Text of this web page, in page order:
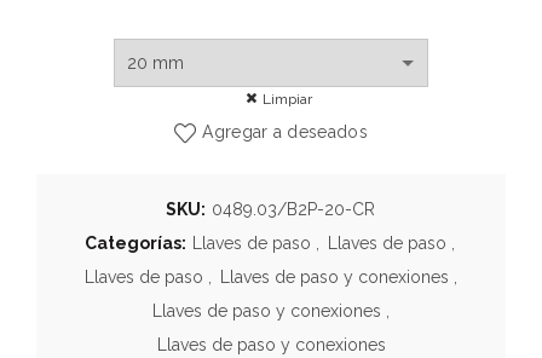
Limpiar
Agregar a deseados
SKU: 0489.03/B2P-20-CR
Categorías:
Llaves de paso Llaves de paso
Llaves de paso
Llaves de paso y conexiones
Llaves de paso y conexiones
Llaves de paso y conexiones